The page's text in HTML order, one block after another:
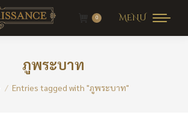
MENU
0
ภูพระบาท
Entries tagged with "ภูพระบาท"